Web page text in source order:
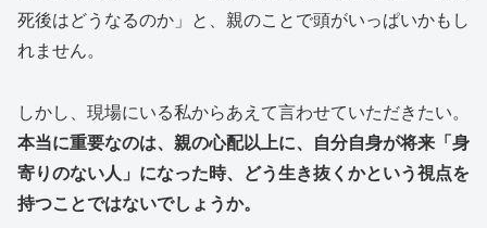
死後はどうなるのか」と、親のことで頭がいっぱいかもし
れません。
しかし、現場にいる私からあえて言わせていただきたい。
本当に重要なのは、親の心配以上に、自分自身が将来「身
寄りのない人」になった時、どう生き抜くかという視点を
持つことではないでしょうか。